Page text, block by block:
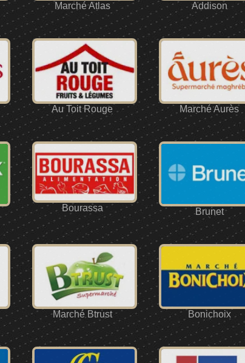
Marché Atlas Addison
Au Toit Rouge Marché Aurès
Bourassa Brunet
Marché Btrust Bonichoix